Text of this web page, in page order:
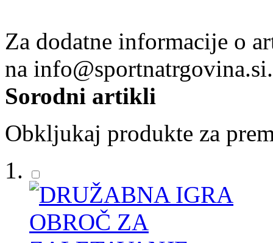
Za dodatne informacije o
na info@sportnatrgovina.si.
Sorodni artikli
Obkljukaj produkte za